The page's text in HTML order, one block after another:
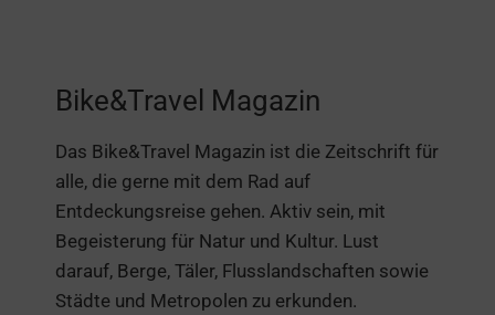
Bike&Travel Magazin
Das Bike&Travel Magazin ist die Zeitschrift für
alle, die gerne mit dem Rad auf
Entdeckungsreise gehen. Aktiv sein, mit
Begeisterung für Natur und Kultur. Lust
darauf, Berge, Täler, Flusslandschaften sowie
Städte und Metropolen zu erkunden.